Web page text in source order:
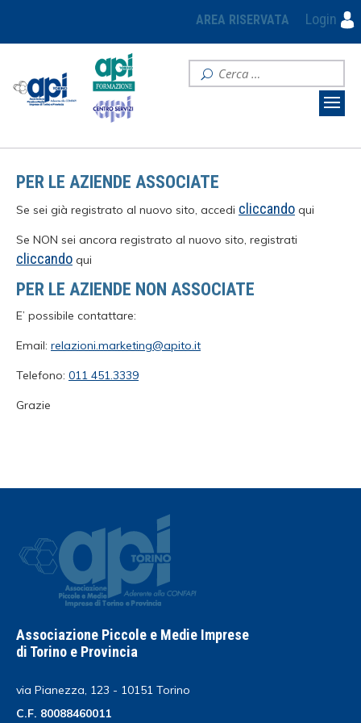
AREA RISERVATA Login
PER LE AZIENDE ASSOCIATE
Se sei già registrato al nuovo sito, accedi cliccando qui
Se NON sei ancora registrato al nuovo sito, registrati
cliccando qui
PER LE AZIENDE NON ASSOCIATE
E’ possibile contattare:
Email: relazioni.marketing@apito.it
Telefono: 011 451.3339
Grazie
Associazione Piccole e Medie Imprese
di Torino e Provincia
via Pianezza, 123 - 10151 Torino
C.F. 80088460011